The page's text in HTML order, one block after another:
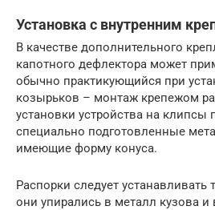
Установка с внутренним
В качестве дополнительного
капотного дефлектора может
обычно практикующийся при
козырьков – монтаж крепежом
установки устройства на клипсы
специально подготовленные
имеющие форму конуса.
Распорки следует
они упирались в металл кузова